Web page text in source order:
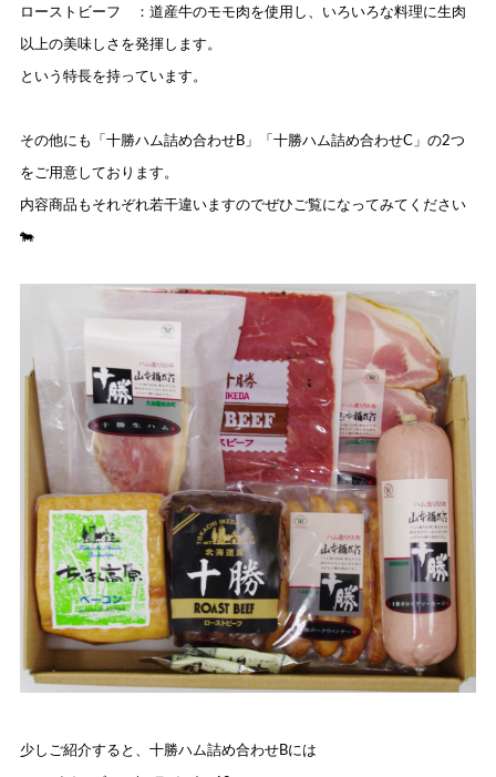
ローストビーフ ：道産牛のモモ肉を使用し、いろいろな料理に生肉
以上の美味しさを発揮します。
という特長を持っています。
その他にも「十勝ハム詰め合わせB」「十勝ハム詰め合わせC」の2つ
をご用意しております。
内容商品もそれぞれ若干違いますのでぜひご覧になってみてください
🐄
少しご紹介すると、十勝ハム詰め合わせBには